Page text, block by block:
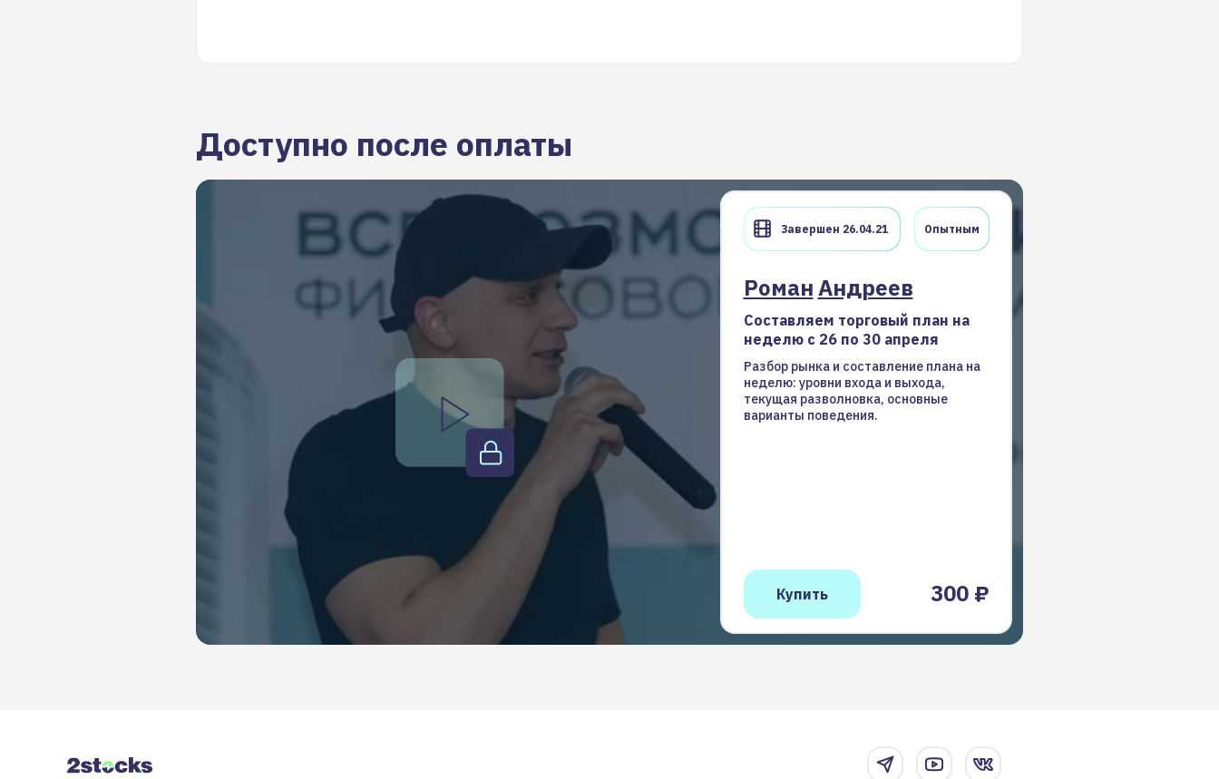
Доступно после оплаты
Завершен 26.04.21 Опытным
РоманАндреев
Составляем торговый план на
неделю с 26 по 30 апреля
Разбор рынка и составление плана на
неделю: уровни входа и выхода,
текущая разволновка, основные
варианты поведения.
300 ₽